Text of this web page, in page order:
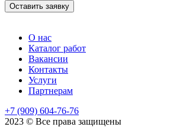
Оставить заявку
О нас
Каталог работ
Вакансии
Контакты
Услуги
Партнерам
+7 (909) 604-76-76
2023 © Все права защищены